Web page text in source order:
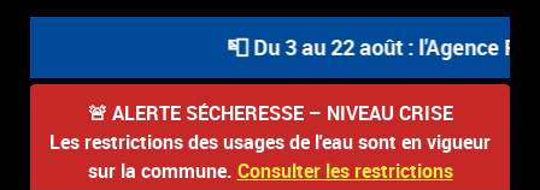
📮 Du 3 au 22 août : l'Agence
🚨 ALERTE SÉCHERESSE – NIVEAU CRISE
Les restrictions des usages de l'eau sont en vigueur
sur la commune. Consulter les restrictions